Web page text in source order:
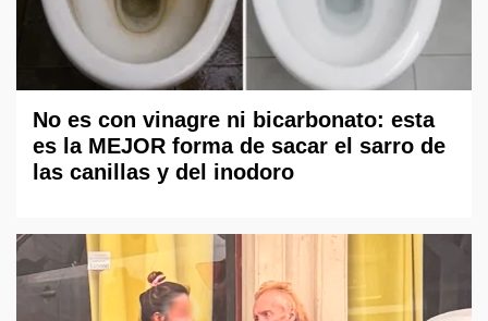
No es con vinagre ni bicarbonato: esta
es la MEJOR forma de sacar el sarro de
las canillas y del inodoro